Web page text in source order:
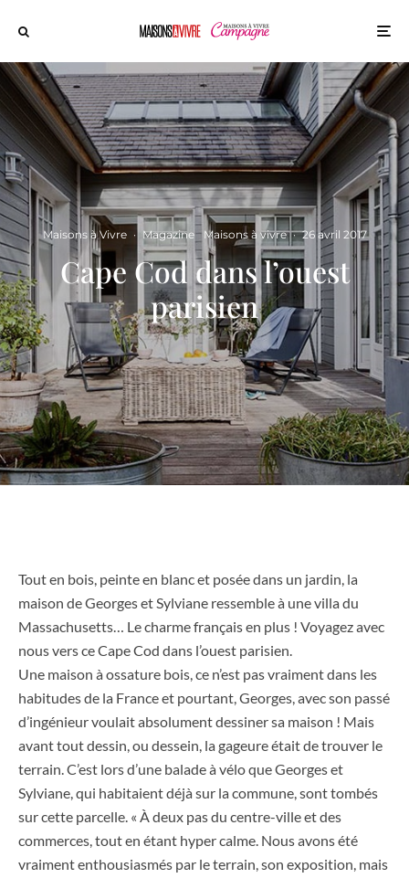
Maisons à Vivre · Magazine Maisons à vivre · 26 avril 2017
Cape Cod dans l’ouest
parisien
Tout en bois, peinte en blanc et posée dans un jardin, la
maison de Georges et Sylviane ressemble à une villa du
Massachusetts… Le charme français en plus ! Voyagez avec
nous vers ce Cape Cod dans l’ouest parisien.
Une maison à ossature bois, ce n’est pas vraiment dans les
habitudes de la France et pourtant, Georges, avec son passé
d’ingénieur voulait absolument dessiner sa maison ! Mais
avant tout dessin, ou dessein, la gageure était de trouver le
terrain. C’est lors d’une balade à vélo que Georges et
Sylviane, qui habitaient déjà sur la commune, sont tombés
sur cette parcelle. « À deux pas du centre-ville et des
commerces, tout en étant hyper calme. Nous avons été
vraiment enthousiasmés par le terrain, son exposition, mais